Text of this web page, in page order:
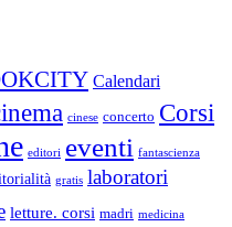
Calendari
cinese concerto Corsi
editori eventi fantascienza
gratis laboratori
letture. corsi madri medicina